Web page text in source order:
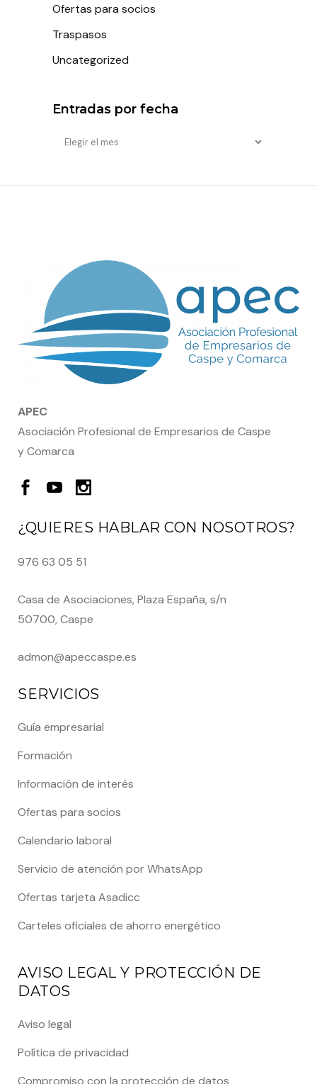
Ofertas para socios
Traspasos
Uncategorized
Entradas por fecha
Entradas
APEC
Asociación Profesional de Empresarios de Caspe
y Comarca
¿QUIERES HABLAR CON NOSOTROS?
976 63 05 51
Casa de Asociaciones, Plaza España, s/n
50700, Caspe
admon@apeccaspe.es
SERVICIOS
Guía empresarial
Formación
Información de interés
Ofertas para socios
Calendario laboral
Servicio de atención por WhatsApp
Ofertas tarjeta Asadicc
Carteles oficiales de ahorro energético
AVISO LEGAL Y PROTECCIÓN DE
DATOS
Aviso legal
Política de privacidad
Compromiso con la protección de datos